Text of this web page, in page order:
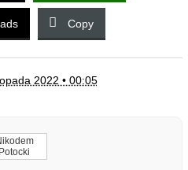
Copy
2022 • 00:05